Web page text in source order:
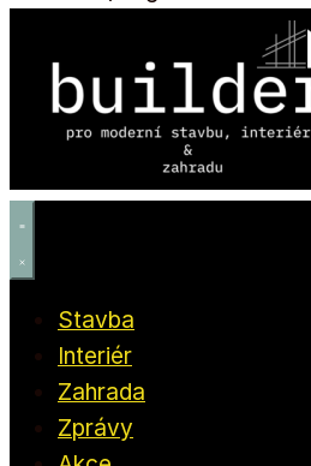
Stavba
Interiér
Zahrada
Zprávy